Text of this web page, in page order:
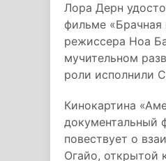
Лора Дерн
фильме
режиссера Ноа
мучительном
роли исполнили
Кинокартина
документальный
повествует о
Огайо, открытой